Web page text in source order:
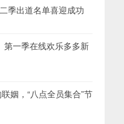
季出道名单喜迎成功
第一季在线欢乐多多新
姻，“八点全员集合”节